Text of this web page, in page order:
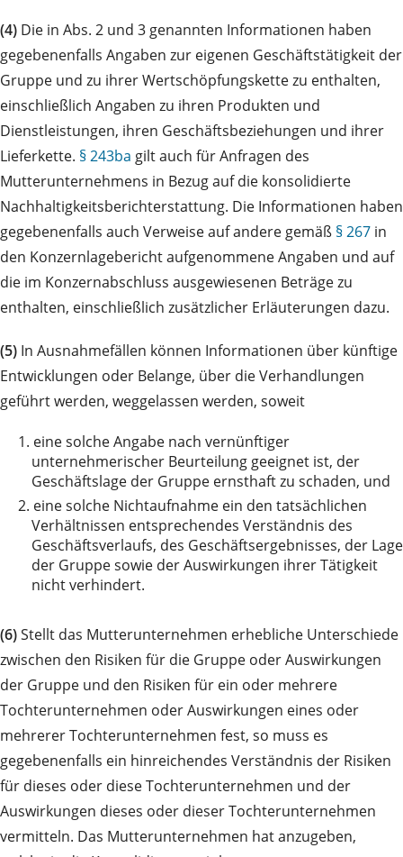
(4) Die in Abs. 2 und 3 genannten Informationen haben
gegebenenfalls Angaben zur eigenen Geschäftstätigkeit der
Gruppe und zu ihrer Wertschöpfungskette zu enthalten,
einschließlich Angaben zu ihren Produkten und
Dienstleistungen, ihren Geschäftsbeziehungen und ihrer
Lieferkette. § 243ba gilt auch für Anfragen des
Mutterunternehmens in Bezug auf die konsolidierte
Nachhaltigkeitsberichterstattung. Die Informationen haben
gegebenenfalls auch Verweise auf andere gemäß § 267 in
den Konzernlagebericht aufgenommene Angaben und auf
die im Konzernabschluss ausgewiesenen Beträge zu
enthalten, einschließlich zusätzlicher Erläuterungen dazu.
(5) In Ausnahmefällen können Informationen über künftige
Entwicklungen oder Belange, über die Verhandlungen
geführt werden, weggelassen werden, soweit
1. eine solche Angabe nach vernünftiger
unternehmerischer Beurteilung geeignet ist, der
Geschäftslage der Gruppe ernsthaft zu schaden, und
2. eine solche Nichtaufnahme ein den tatsächlichen
Verhältnissen entsprechendes Verständnis des
Geschäftsverlaufs, des Geschäftsergebnisses, der Lage
der Gruppe sowie der Auswirkungen ihrer Tätigkeit
nicht verhindert.
(6)Stellt das Mutterunternehmen erhebliche Unterschiede
zwischen den Risiken für die Gruppe oder Auswirkungen
der Gruppe und den Risiken für ein oder mehrere
Tochterunternehmen oder Auswirkungen eines oder
mehrerer Tochterunternehmen fest, so muss es
gegebenenfalls ein hinreichendes Verständnis der Risiken
für dieses oder diese Tochterunternehmen und der
Auswirkungen dieses oder dieser Tochterunternehmen
vermitteln. Das Mutterunternehmen hat anzugeben,